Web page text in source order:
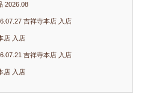
2026.08
吉祥寺本店 入店
店 入店
吉祥寺本店 入店
店 入店